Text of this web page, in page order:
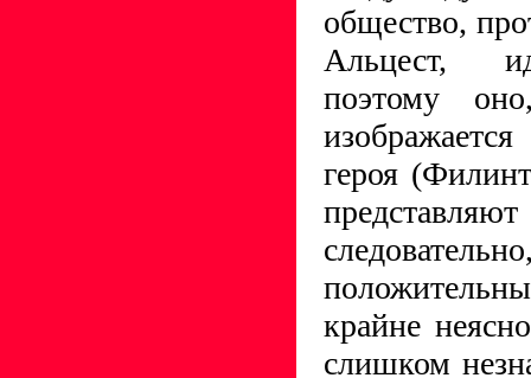
общество,
Альцест,
поэтому
героя
крайне
слишком